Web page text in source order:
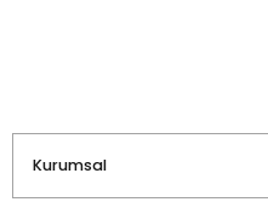
Kurumsal